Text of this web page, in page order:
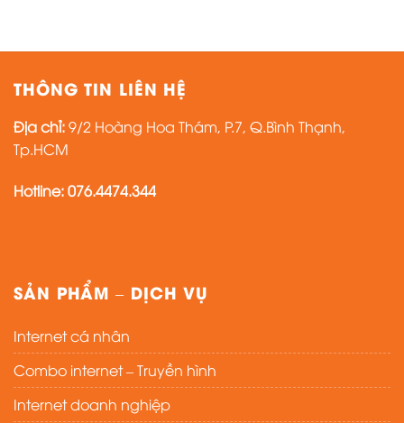
THÔNG TIN LIÊN HỆ
Địa chỉ:9/2 Hoàng Hoa Thám, P.7, Q.Bình Thạnh,
Tp.HCM
Hotline: 076.4474.344
SẢN PHẨM – DỊCH VỤ
Internet cá nhân
Combo internet – Truyền hình
Internet doanh nghiệp